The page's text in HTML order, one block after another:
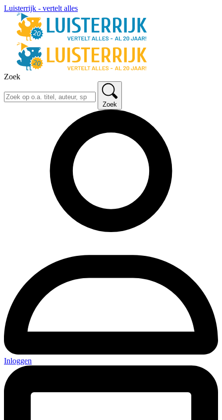
Luisterrijk - vertelt alles
Zoek
Zoek
Inloggen